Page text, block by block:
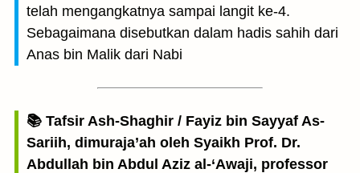
telah mengangkatnya sampai langit ke-4.
Sebagaimana disebutkan dalam hadis sahih dari
Anas bin Malik dari Nabi
📚 Tafsir Ash-Shaghir / Fayiz bin Sayyaf As-
Sariih, dimuraja’ah oleh Syaikh Prof. Dr.
Abdullah bin Abdul Aziz al-‘Awaji, professor